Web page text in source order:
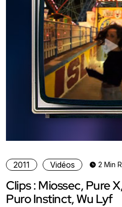
2011 Vidéos 2 Min
Clips : Miossec, Pure
Puro Instinct, Wu Lyf